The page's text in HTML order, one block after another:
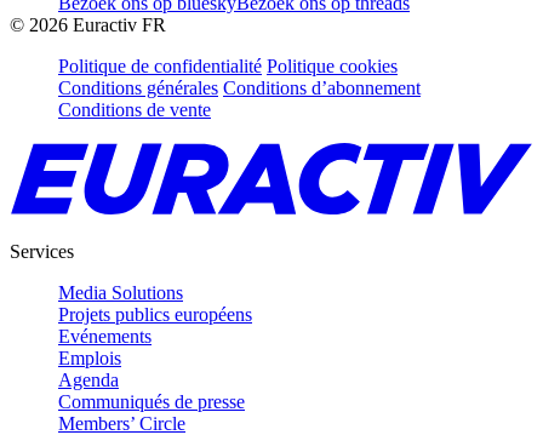
© 2026 Euractiv FR
Politique de confidentialité Politique cookies
Conditions générales Conditions d’abonnement
Conditions de vente
Services
Media Solutions
Projets publics européens
Evénements
Emplois
Agenda
Communiqués de presse
Members’ Circle